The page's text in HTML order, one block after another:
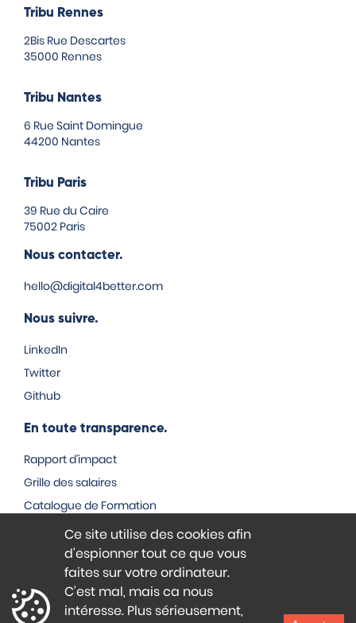
Tribu Rennes
2Bis Rue Descartes
35000 Rennes
Tribu Nantes
6 Rue Saint Domingue
44200 Nantes
Tribu Paris
39 Rue du Caire
75002 Paris
Nous contacter.
hello@digital4better.com
Nous suivre.
LinkedIn
Twitter
Github
En toute transparence.
Rapport d'impact
Grille des salaires
Catalogue de Formation
Nos projets open source
Nos autres docs
Faire connaissance.
Ce site utilise des cookies afin
d'espionner tout ce que vous
faites sur votre ordinateur.
C'est mal, mais ca nous
intéresse. Plus sérieusement,